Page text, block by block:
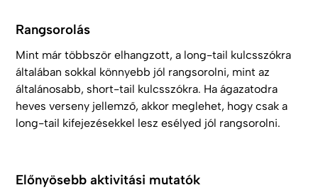
Rangsorolás
Mint már többször elhangzott, a long-tail kulcsszókra
általában sokkal könnyebb jól rangsorolni, mint az
általánosabb, short-tail kulcsszókra. Ha ágazatodra
heves verseny jellemző, akkor meglehet, hogy csak a
long-tail kifejezésekkel lesz esélyed jól rangsorolni.
Előnyösebb aktivitási mutatók